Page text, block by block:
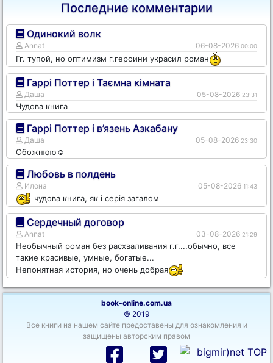
Последние комментарии
Одинокий волк
Annat 06-08-2026 00:00
Гг. тупой, но оптимизм г.героини украсил роман
Гаррі Поттер і Таємна кімната
Даша 05-08-2026 23:31
Чудова книга
Гаррі Поттер і в’язень Азкабану
Даша 05-08-2026 23:30
Обожнюю☺️
Любовь в полдень
Илона 05-08-2026 11:43
чудова книга, як і серія загалом
Сердечный договор
Annat 03-08-2026 21:29
Необычный роман без расхваливания г.г....обычно, все
такие красивые, умные, богатые...
Непонятная история, но очень добрая
book-online.com.ua
© 2019
Все книги на нашем сайте предоставены для ознакомления и
защищены авторским правом